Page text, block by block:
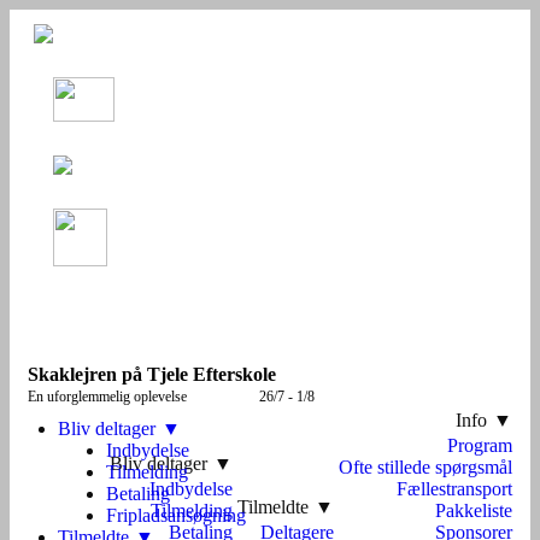
Skaklejren på Tjele Efterskole
En uforglemmelig oplevelse 26/7 - 1/8
Bliv deltager
Indbydelse
Tilmelding
Betaling
Tilmeldte
Deltagere
Info
Program
Ofte stillede spørgsmål
Fællestransport
Pakkeliste
Sponsorer
Bliv deltager
Indbydelse
Tilmelding
Betaling
Fripladsansøgning